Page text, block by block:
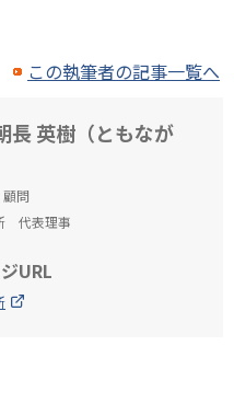
この執筆者の記事一覧へ
長 英樹（ともなが
問
代表理事
URL